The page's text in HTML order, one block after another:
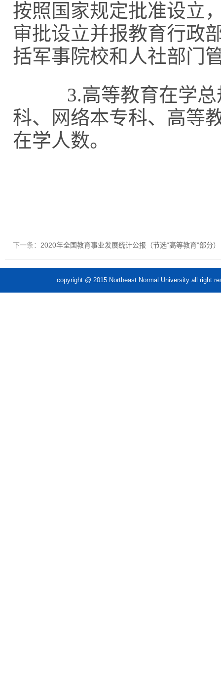
按照国家规定批准设立
审批设立并报教育行政
括军事院校和人社部门
3.高等教育在学总
科、网络本专科、高等
在学人数。
下一条： 2020年全国教育事业发展统计公报（节选“高等教育”部分）
copyright @ 2015 Northeast Normal University all